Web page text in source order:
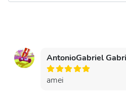
AntonioGabriel
amei